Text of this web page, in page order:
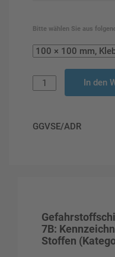
Bitte wählen Sie aus
In den
GGVSE/ADR
7B:
Stoffen